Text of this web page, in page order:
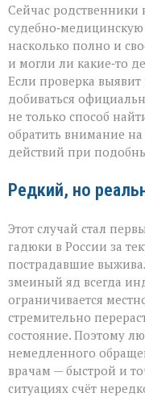
Сейчас
насколько полно и
и могли ли какие‑то
Если проверка
добиваться
не только способ
обратить внимание на
действий при
Редкий, но
Этот случай стал
гадюки в России за
пострадавшие
змеиный яд всегда
ограничивается
стремительно
состояние. Поэтому
немедленного
врачам — быстрой и
ситуациях счёт